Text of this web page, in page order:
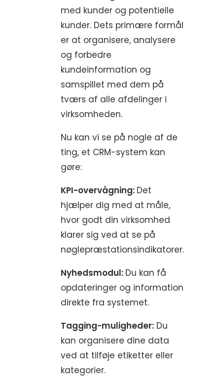
med kunder og potentielle
kunder. Dets primære formål
er at organisere, analysere
og forbedre
kundeinformation og
samspillet med dem på
tværs af alle afdelinger i
virksomheden.
Nu kan vi se på nogle af de
ting, et CRM-system kan
gøre:
KPI-overvågning: Det
hjælper dig med at måle,
hvor godt din virksomhed
klarer sig ved at se på
nøglepræstationsindikatorer.
Nyhedsmodul: Du kan få
opdateringer og information
direkte fra systemet.
Tagging-muligheder: Du
kan organisere dine data
ved at tilføje etiketter eller
kategorier.